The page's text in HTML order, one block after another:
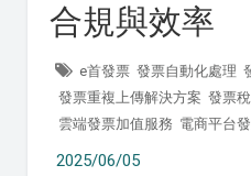
合規與效率
e首發票 發票自動化處理
發票重複上傳解決方案 發票
雲端發票加值服務 電商平台
2025/06/05